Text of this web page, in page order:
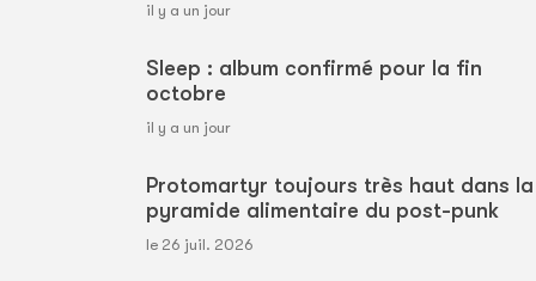
il y a un jour
Sleep : album confirmé pour la fin
octobre
il y a un jour
Protomartyr toujours très haut dans la
pyramide alimentaire du post-punk
le 26 juil. 2026